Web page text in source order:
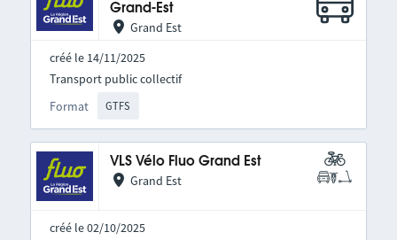
Grand-Est
Grand Est
créé le 14/11/2025
Format GTFS
Transport public collectif
VLS Vélo Fluo Grand Est
Grand Est
créé le 02/10/2025